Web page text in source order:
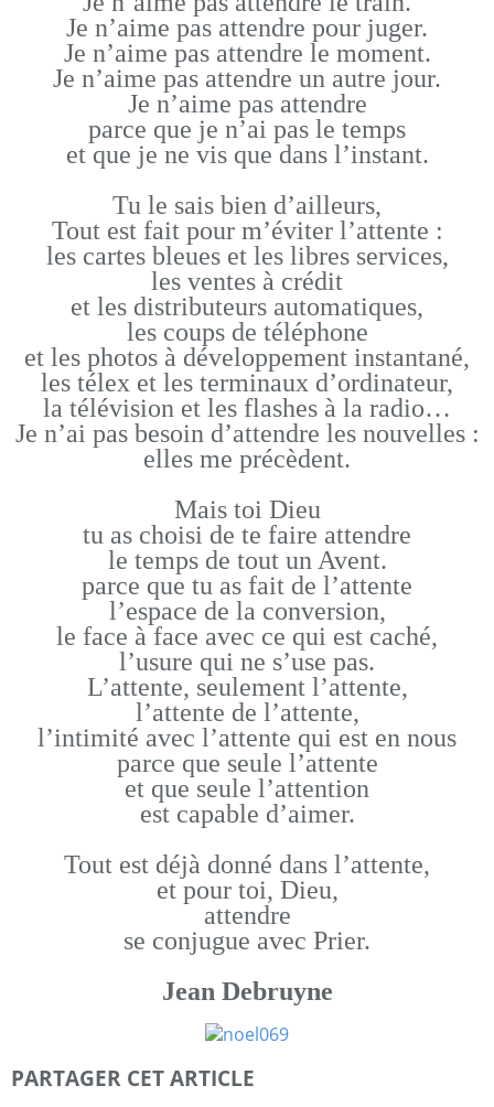
Je n’aime pas attendre pour juger.
Je n’aime pas attendre le moment.
Je n’aime pas attendre un autre jour.
Je n’aime pas attendre
parce que je n’ai pas le temps
et que je ne vis que dans l’instant.
Tu le sais bien d’ailleurs,
Tout est fait pour m’éviter l’attente :
les cartes bleues et les libres services,
les ventes à crédit
et les distributeurs automatiques,
les coups de téléphone
et les photos à développement instantané,
les télex et les terminaux d’ordinateur,
la télévision et les flashes à la radio…
Je n’ai pas besoin d’attendre les nouvelles :
elles me précèdent.
Mais toi Dieu
tu as choisi de te faire attendre
le temps de tout un Avent.
parce que tu as fait de l’attente
l’espace de la conversion,
le face à face avec ce qui est caché,
l’usure qui ne s’use pas.
L’attente, seulement l’attente,
l’attente de l’attente,
l’intimité avec l’attente qui est en nous
parce que seule l’attente
et que seule l’attention
est capable d’aimer.
Tout est déjà donné dans l’attente,
et pour toi, Dieu,
attendre
se conjugue avec Prier.
Jean Debruyne
PARTAGER CET ARTICLE